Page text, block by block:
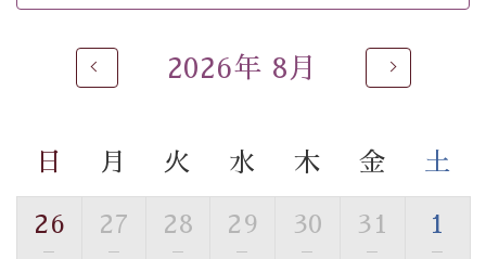
いう昔の暦による料理表現）
・朝食はこだわりの味噌汁をはじめとした和定食
【温泉】
の効果が高い、極めて希有な源泉です。身も心も癒され
るご入浴をお愉しみください。
温泉の成分に合わせ、防菌防カビの特殊素材の畳を使
2026年 8月
日 月 火 水 木 金 土
26
—
27
—
28
—
29
—
30
—
31
—
1
—